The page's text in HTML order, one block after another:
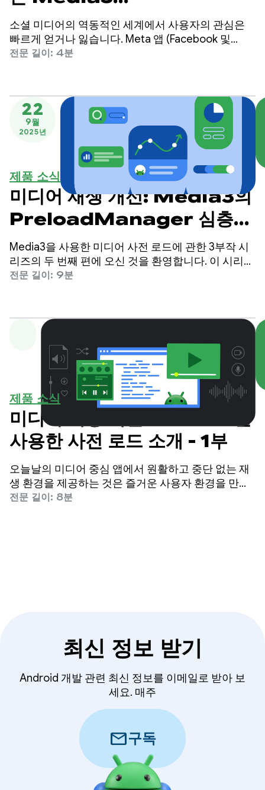
PreloadManager로 즉시
재생을 제공하고 사용자 참여를
높입니다.
소셜 미디어의 역동적인 세계에서 사용자의 관심은
빠르게 얻거나 잃습니다. Meta 앱 (Facebook 및
Instagram)은 세계 최대 규모의 소셜 플랫폼 중 하나
전문 길이: 4분
22
9월
2025년
제품 소식
미디어 재생 개선: Media3의
PreloadManager 심층
분석 - 2부
Media3을 사용한 미디어 사전 로드에 관한 3부작 시
리즈의 두 번째 편에 오신 것을 환영합니다. 이 시리즈
는 Android 앱에서 반응성이 높고 지연 시간이 짧은
전문 길이: 9분
제품 소식
미디어 재생 개선: Media3을
사용한 사전 로드 소개 - 1부
오늘날의 미디어 중심 앱에서 원활하고 중단 없는 재
생 환경을 제공하는 것은 즐거운 사용자 환경을 만드
는 데 핵심입니다. 사용자는 동영상이 즉시 시작되고
전문 길이: 8분
최신 정보 받기
Android 개발 관련 최신 정보를 이메일로 받아 보
세요. 매주
mail구독